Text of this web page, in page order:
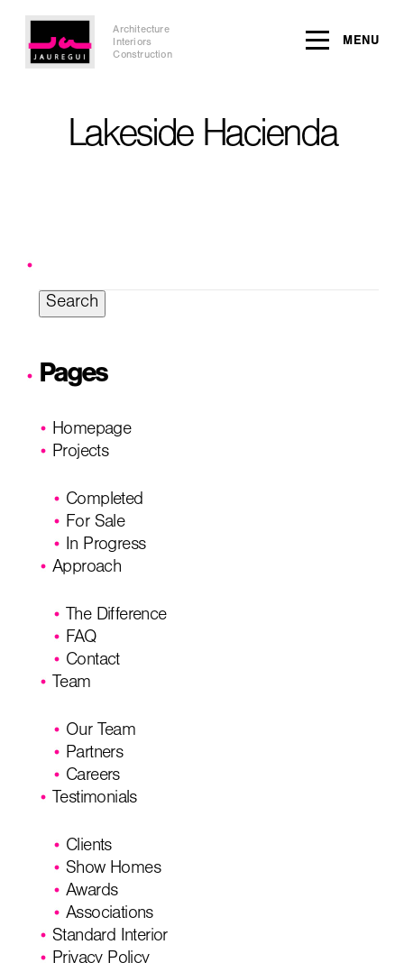
Architecture
Interiors
Construction
MENU
Lakeside Hacienda
Pages
Homepage
Projects
Completed
For Sale
In Progress
Approach
The Difference
FAQ
Contact
Team
Our Team
Partners
Careers
Testimonials
Clients
Show Homes
Awards
Associations
Standard Interior